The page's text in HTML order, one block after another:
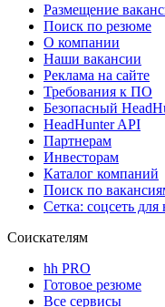
Размещение
Поиск по резюме
О компании
Наши вакансии
Реклама на сайте
Требования к ПО
Безопасный
HeadHunter API
Партнерам
Инвесторам
Каталог компаний
Поиск по
Сетка: соцсеть для
Соискателям
hh PRO
Готовое резюме
Все сервисы